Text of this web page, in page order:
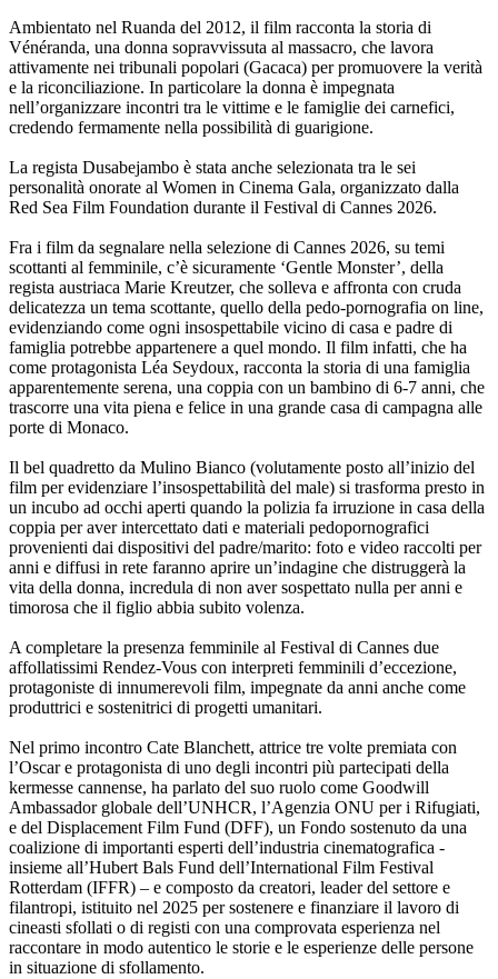
Ambientato nel Ruanda del 2012, il film racconta la storia di
Vénéranda, una donna sopravvissuta al massacro, che lavora
attivamente nei tribunali popolari (Gacaca) per promuovere la verità
e la riconciliazione. In particolare la donna è impegnata
nell’organizzare incontri tra le vittime e le famiglie dei carnefici,
credendo fermamente nella possibilità di guarigione.
La regista Dusabejambo è stata anche selezionata tra le sei
personalità onorate al Women in Cinema Gala, organizzato dalla
Red Sea Film Foundation durante il Festival di Cannes 2026.
Fra i film da segnalare nella selezione di Cannes 2026, su temi
scottanti al femminile, c’è sicuramente ‘Gentle Monster’, della
regista austriaca Marie Kreutzer, che solleva e affronta con cruda
delicatezza un tema scottante, quello della pedo-pornografia on line,
evidenziando come ogni insospettabile vicino di casa e padre di
famiglia potrebbe appartenere a quel mondo. Il film infatti, che ha
come protagonista Léa Seydoux, racconta la storia di una famiglia
apparentemente serena, una coppia con un bambino di 6-7 anni, che
trascorre una vita piena e felice in una grande casa di campagna alle
porte di Monaco.
Il bel quadretto da Mulino Bianco (volutamente posto all’inizio del
film per evidenziare l’insospettabilità del male) si trasforma presto in
un incubo ad occhi aperti quando la polizia fa irruzione in casa della
coppia per aver intercettato dati e materiali pedopornografici
provenienti dai dispositivi del padre/marito: foto e video raccolti per
anni e diffusi in rete faranno aprire un’indagine che distruggerà la
vita della donna, incredula di non aver sospettato nulla per anni e
timorosa che il figlio abbia subito volenza.
A completare la presenza femminile al Festival di Cannes due
affollatissimi Rendez-Vous con interpreti femminili d’eccezione,
protagoniste di innumerevoli film, impegnate da anni anche come
produttrici e sostenitrici di progetti umanitari.
Nel primo incontro Cate Blanchett, attrice tre volte premiata con
l’Oscar e protagonista di uno degli incontri più partecipati della
kermesse cannense, ha parlato del suo ruolo come Goodwill
Ambassador globale dell’UNHCR, l’Agenzia ONU per i Rifugiati,
e del Displacement Film Fund (DFF), un Fondo sostenuto da una
coalizione di importanti esperti dell’industria cinematografica -
insieme all’Hubert Bals Fund dell’International Film Festival
Rotterdam (IFFR) – e composto da creatori, leader del settore e
filantropi, istituito nel 2025 per sostenere e finanziare il lavoro di
cineasti sfollati o di registi con una comprovata esperienza nel
raccontare in modo autentico le storie e le esperienze delle persone
in situazione di sfollamento.